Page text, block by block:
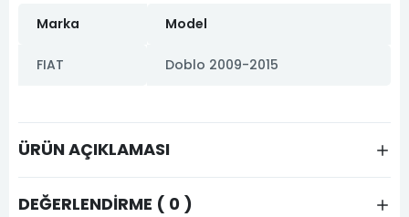
Marka Model
FIAT Doblo 2009-2015
ÜRÜN AÇIKLAMASI
DEĞERLENDIRME ( 0 )